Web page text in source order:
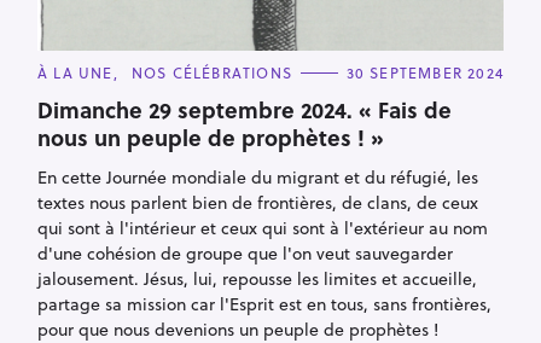
C
T
E
G
O
I
E
S
À LA UNE NOS CÉLÉBRATIONS 30 SEPTEMBER 2024
Dimanche 29 septembre 2024. « Fais de
nous un peuple de prophètes ! »
En cette Journée mondiale du migrant et du réfugié, les
textes nous parlent bien de frontières, de clans, de ceux
qui sont à l'intérieur et ceux qui sont à l'extérieur au nom
d'une cohésion de groupe que l'on veut sauvegarder
jalousement. Jésus, lui, repousse les limites et accueille,
partage sa mission car l'Esprit est en tous, sans frontières,
pour que nous devenions un peuple de prophètes !